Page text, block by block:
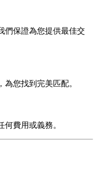
們保證為您提供最佳交
您找到完美匹配。
費用或義務。